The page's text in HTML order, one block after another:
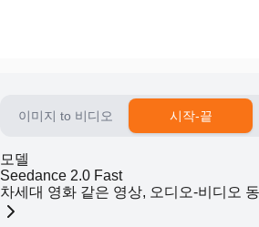
이미지 to 비디오 시작-끝
모델
Seedance 2.0 Fast
차세대 영화 같은 영상, 오디오-비디오